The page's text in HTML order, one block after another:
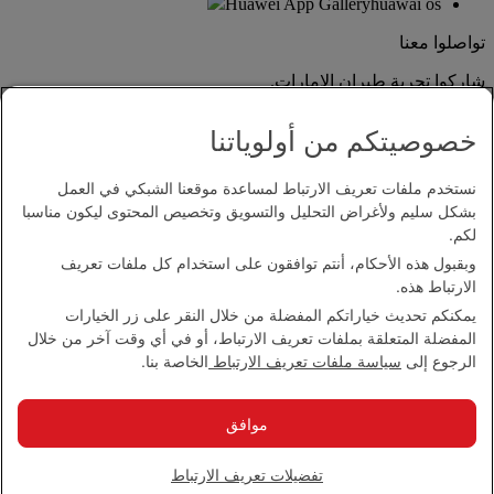
تواصلوا معنا
شاركوا تجربة طيران الإمارات.
بيان إمكانية الدخول
اتصل بنا
سياسة الخصوصية
الشروط والأحكام
سياسة ملفات تعريف الارتباط
بيان الشفافية بموجب قانون مكافحة العبودية الحديثة
خصوصيتكم من أولوياتنا
نستخدم ملفات تعريف الارتباط لمساعدة موقعنا الشبكي في العمل
بشكل سليم ولأغراض التحليل والتسويق وتخصيص المحتوى ليكون مناسبا
لكم.
وبقبول هذه الأحكام، أنتم توافقون على استخدام كل ملفات تعريف
الارتباط هذه.
يمكنكم تحديث خياراتكم المفضلة من خلال النقر على زر الخيارات
المفضلة المتعلقة بملفات تعريف الارتباط، أو في أي وقت آخر من خلال
الرجوع إلى سياسة ملفات تعريف الارتباط الخاصة بنا.
تفضيلات تعريف الارتباط
موافق